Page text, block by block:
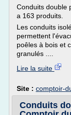
Conduits double
a 163 produits.
Les conduits
permettent
poêles à bois et
granulés ....
Lire la suite
Site : comptoir-
Conduits